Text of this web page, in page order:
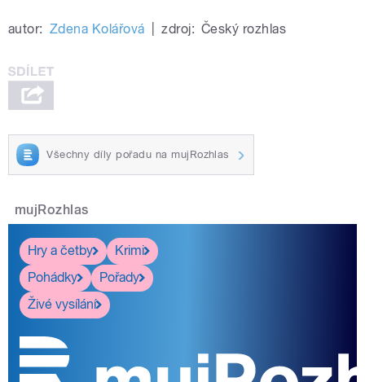
autor: Zdena Kolářová zdroj: Český rozhlas
Všechny díly pořadu na mujRozhlas
mujRozhlas
Hry a četby
Krimi
Pohádky
Pořady
Živé vysílání